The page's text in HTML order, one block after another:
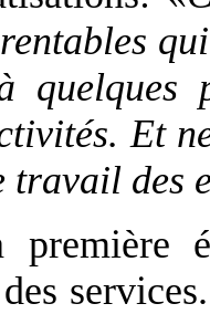
quelques
Et
travail des